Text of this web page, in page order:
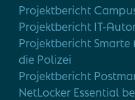
Projektbericht
Projektbericht IT-
Projektbericht
die Polizei
Projektbericht
NetLocker Essential